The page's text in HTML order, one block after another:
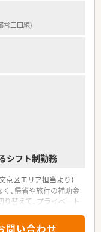
定されており、平日の
しい生活が送れます。
め、仕事と私生活のオ
ら働くことが可能で
に基づいた調剤や監
業務内容となります。
の調剤作業があり、他
ることが可能です。
管理や、在宅訪問にお
る業務にも携わりま
営三田線)
シフト制勤務
京区エリア担当より）
、帰省や旅行の補助金
替えて、プライベート
問い合わせ